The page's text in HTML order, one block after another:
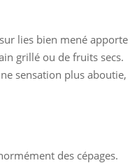
lies bien mené apporte
grillé ou de fruits secs.
sensation plus aboutie,
des cépages.